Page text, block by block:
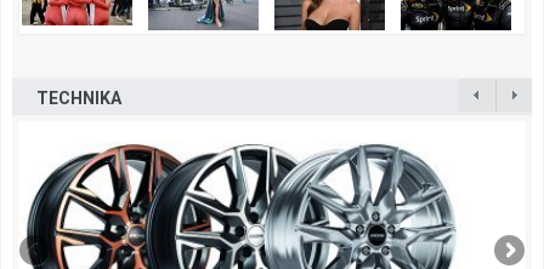
TECHNIKA